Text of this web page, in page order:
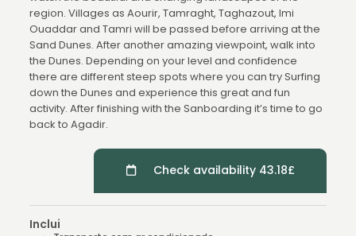
region. Villages as Aourir, Tamraght, Taghazout, Imi
Ouaddar and Tamri will be passed before arriving at the
Sand Dunes. After another amazing viewpoint, walk into
the Dunes. Depending on your level and confidence
there are different steep spots where you can try Surfing
down the Dunes and experience this great and fun
activity. After finishing with the Sanboarding it’s time to go
back to Agadir.
Check availability 43.18£
Inclui